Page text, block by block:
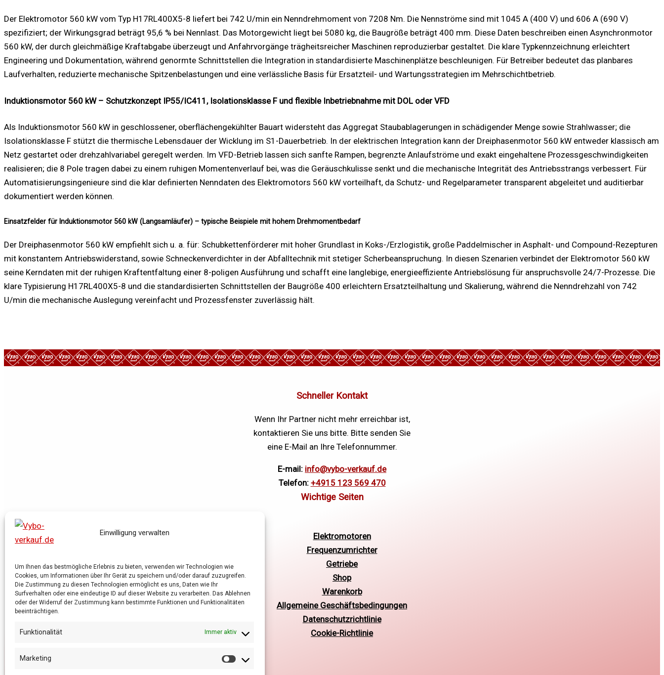
Einwilligung verwalten
Um Ihnen das bestmögliche Erlebnis zu bieten, verwenden wir Technologien wie
Cookies, um Informationen über Ihr Gerät zu speichern und/oder darauf zuzugreifen.
Die Zustimmung zu diesen Technologien ermöglicht es uns, Daten wie Ihr
Surfverhalten oder eine eindeutige ID auf dieser Website zu verarbeiten. Das Ablehnen
oder der Widerruf der Zustimmung kann bestimmte Funktionen und Funktionalitäten
beeinträchtigen.
Funktionalität Immer aktiv
Marketing
Marketing
Der Elektromotor 560 kW vom Typ H17RL400X5-8 liefert bei 742 U/min ein Nenndrehmoment von 7208 Nm. Die Nennströme sind mit 1045 A (400 V) und 606 A (690 V)
spezifiziert; der Wirkungsgrad beträgt 95,6 % bei Nennlast. Das Motorgewicht liegt bei 5080 kg, die Baugröße beträgt 400 mm. Diese Daten beschreiben einen Asynchronmotor
560 kW, der durch gleichmäßige Kraftabgabe überzeugt und Anfahrvorgänge trägheitsreicher Maschinen reproduzierbar gestaltet. Die klare Typkennzeichnung erleichtert
Engineering und Dokumentation, während genormte Schnittstellen die Integration in standardisierte Maschinenplätze beschleunigen. Für Betreiber bedeutet das planbares
Laufverhalten, reduzierte mechanische Spitzenbelastungen und eine verlässliche Basis für Ersatzteil- und Wartungsstrategien im Mehrschichtbetrieb.
Induktionsmotor 560 kW – Schutzkonzept IP55/IC411, Isolationsklasse F und flexible Inbetriebnahme mit DOL oder VFD
Als Induktionsmotor 560 kW in geschlossener, oberflächengekühlter Bauart widersteht das Aggregat Staubablagerungen in schädigender Menge sowie Strahlwasser; die
Isolationsklasse F stützt die thermische Lebensdauer der Wicklung im S1-Dauerbetrieb. In der elektrischen Integration kann der Dreiphasenmotor 560 kW entweder klassisch am
Netz gestartet oder drehzahlvariabel geregelt werden. Im VFD-Betrieb lassen sich sanfte Rampen, begrenzte Anlaufströme und exakt eingehaltene Prozessgeschwindigkeiten
realisieren; die 8 Pole tragen dabei zu einem ruhigen Momentenverlauf bei, was die Geräuschkulisse senkt und die mechanische Integrität des Antriebsstrangs verbessert. Für
Automatisierungsingenieure sind die klar definierten Nenndaten des Elektromotors 560 kW vorteilhaft, da Schutz- und Regelparameter transparent abgeleitet und auditierbar
dokumentiert werden können.
Einsatzfelder für Induktionsmotor 560 kW (Langsamläufer) – typische Beispiele mit hohem Drehmomentbedarf
Der Dreiphasenmotor 560 kW empfiehlt sich u. a. für: Schubkettenförderer mit hoher Grundlast in Koks-/Erzlogistik, große Paddelmischer in Asphalt- und Compound-Rezepturen
mit konstantem Antriebswiderstand, sowie Schneckenverdichter in der Abfalltechnik mit stetiger Scherbeanspruchung. In diesen Szenarien verbindet der Elektromotor 560 kW
seine Kerndaten mit der ruhigen Kraftentfaltung einer 8-poligen Ausführung und schafft eine langlebige, energieeffiziente Antriebslösung für anspruchsvolle 24/7-Prozesse. Die
klare Typisierung H17RL400X5-8 und die standardisierten Schnittstellen der Baugröße 400 erleichtern Ersatzteilhaltung und Skalierung, während die Nenn­drehzahl von 742
U/min die mechanische Auslegung vereinfacht und Prozessfenster zuverlässig hält.
Schneller Kontakt
Wenn Ihr Partner nicht mehr erreichbar ist,
kontaktieren Sie uns bitte. Bitte senden Sie
eine E-Mail an Ihre Telefonnummer.
E-mail: info@vybo-verkauf.de
Telefon: +4915 123 569 470
Elektromotoren
Frequenzumrichter
Getriebe
Shop
Warenkorb
Allgemeine Geschäftsbedingungen
Datenschutzrichtlinie
Cookie-Richtlinie